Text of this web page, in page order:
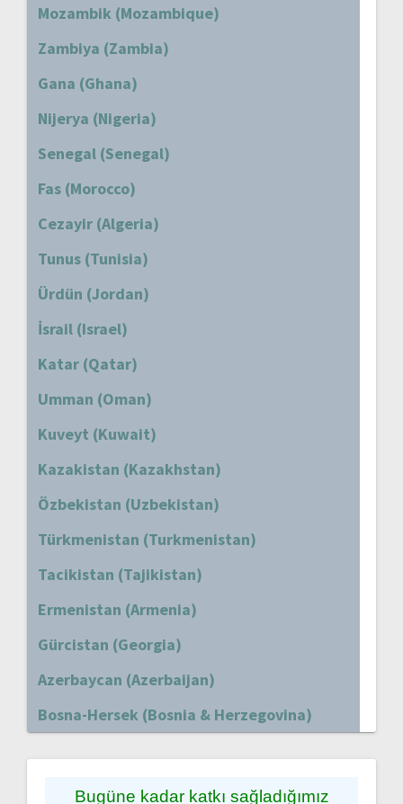
Mozambik (Mozambique)
Zambiya (Zambia)
Gana (Ghana)
Nijerya (Nigeria)
Senegal (Senegal)
Fas (Morocco)
Cezayir (Algeria)
Tunus (Tunisia)
Ürdün (Jordan)
İsrail (Israel)
Katar (Qatar)
Umman (Oman)
Kuveyt (Kuwait)
Kazakistan (Kazakhstan)
Özbekistan (Uzbekistan)
Türkmenistan (Turkmenistan)
Tacikistan (Tajikistan)
Ermenistan (Armenia)
Gürcistan (Georgia)
Azerbaycan (Azerbaijan)
Bosna-Hersek (Bosnia & Herzegovina)
Bugüne kadar katkı sağladığımız